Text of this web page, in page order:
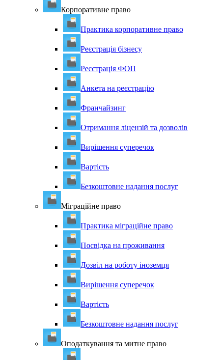
Корпоративне право
Практика корпоративне право
Реєстрація бізнесу
Реєстрація ФОП
Анкета на реєстрацію
Франчайзинг
Отримання ліцензій та дозволів
Вирішення суперечок
Вартість
Безкоштовне надання послуг
Міграційне право
Практика міграційне право
Посвідка на проживання
Дозвіл на роботу іноземця
Вирішення суперечок
Вартість
Безкоштовне надання послуг
Оподаткування та митне право